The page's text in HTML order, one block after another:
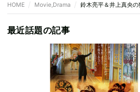
HOME Movie,Drama 鈴木亮平＆井上真央
最近話題の記事